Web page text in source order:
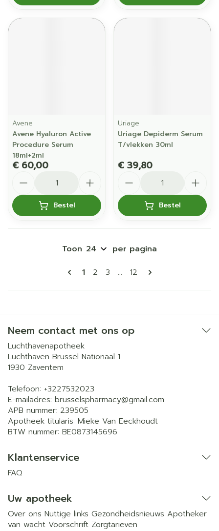
Avene
Avene Hyaluron Active
Procedure Serum
18ml+2ml
€ 60,00
Bestel
Uriage
Uriage Depiderm Serum
T/vlekken 30ml
€ 39,80
Bestel
Pagina's
U lees momenteel pagina
1 Pagina
2 Pagina
3 ... Pagina
12
Toon per pagina
Neem contact met ons op
Luchthavenapotheek
Luchthaven Brussel Nationaal 1
1930 Zaventem
Telefoon: +3227532023
E-mailadres: brusselspharmacy@gmail.com
APB nummer: 239505
Apotheek titularis: Mieke Van Eeckhoudt
BTW nummer: BE0873145696
Klantenservice
FAQ
Uw apotheek
Over ons Nuttige links Gezondheidsnieuws Apotheker
van wacht Voorschrift Zorgtarieven